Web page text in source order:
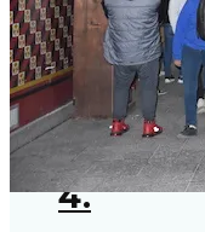
sobre
4.